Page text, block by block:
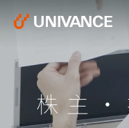
株主